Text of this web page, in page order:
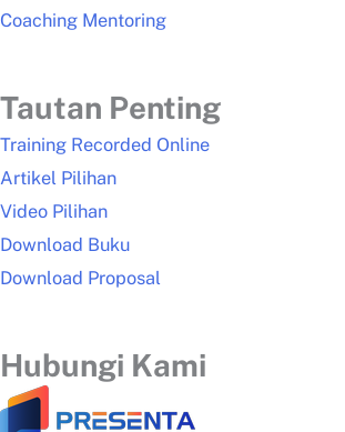
Coaching Mentoring
Tautan Penting
Training Recorded Online
Artikel Pilihan
Video Pilihan
Download Buku
Download Proposal
Hubungi Kami